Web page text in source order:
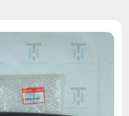
nào trong giỏ hàng